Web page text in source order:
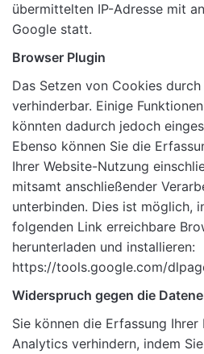
übermittelten IP-Adresse mit
Google statt.
Browser Plugin
Das Setzen von Cookies
verhinderbar. Einige
könnten dadurch jedoch
Ebenso können Sie die
Ihrer Website-Nutzung
mitsamt anschließender
unterbinden. Dies ist möglich,
folgenden Link erreichbare
herunterladen und installieren:
https://tools.google.com/
Widerspruch gegen die
Sie können die Erfassung
Analytics verhindern, indem